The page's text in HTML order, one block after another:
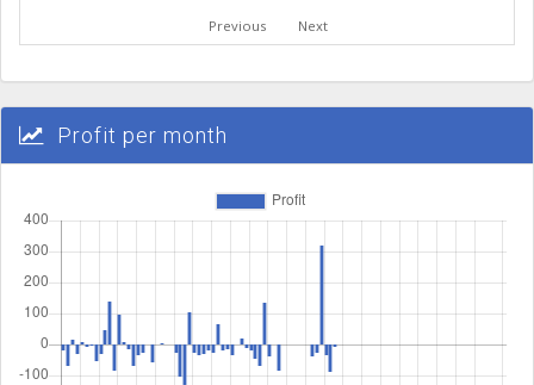
Previous Next
Profit per month